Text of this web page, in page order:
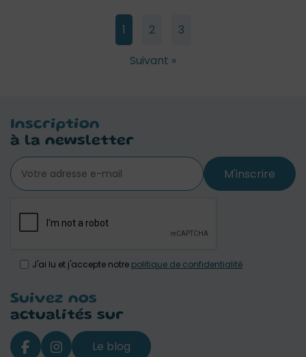
1 2
3
Suivant »
Inscription
à la newsletter
M'inscrire
J'ai lu et j'accepte notre politique de confidentialité
Suivez nos
actualités sur
Le blog